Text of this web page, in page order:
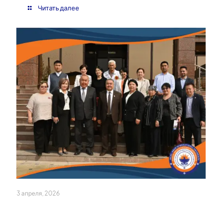
Читать далее
3 апреля, 2026